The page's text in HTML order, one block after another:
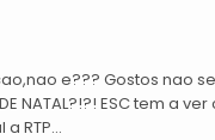
e??? Gostos nao
NATAL?!?! ESC tem a
RTP...